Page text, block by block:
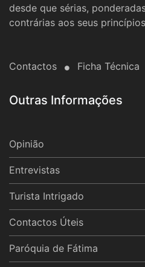
desde que sérias,
contrárias aos seus
Contactos Ficha Técnica
Outras Informações
Opinião
Entrevistas
Turista Intrigado
Contactos Úteis
Paróquia de Fátima